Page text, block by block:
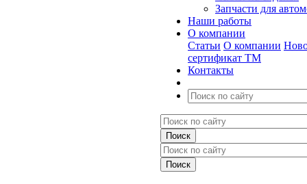
Запчасти для
Наши работы
О компании
Статьи О компании
сертификат ТМ
Контакты